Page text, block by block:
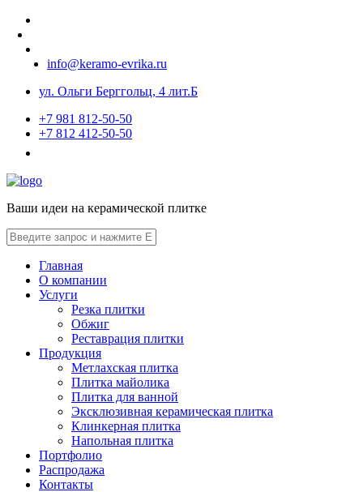
info@keramo-evrika.ru
ул. Ольги Берггольц, 4 лит.Б
+7 981 812-50-50
+7 812 412-50-50
Ваши идеи на керамической плитке
Главная
О компании
Услуги
Резка плитки
Обжиг
Реставрация плитки
Продукция
Метлахская плитка
Плитка майолика
Плитка для ванной
Эксклюзивная керамическая плитка
Клинкерная плитка
Напольная плитка
Портфолио
Распродажа
Контакты